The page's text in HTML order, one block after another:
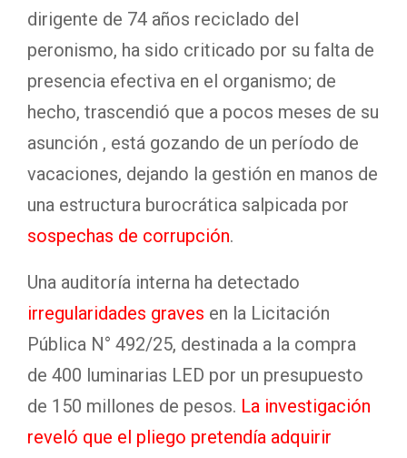
dirigente de 74 años reciclado del
peronismo, ha sido criticado por su falta de
presencia efectiva en el organismo; de
hecho, trascendió que a pocos meses de su
asunción , está gozando de un período de
vacaciones, dejando la gestión en manos de
una estructura burocrática salpicada por
sospechas de corrupción.
Una auditoría interna ha detectado
irregularidades graves en la Licitación
Pública N° 492/25, destinada a la compra
de 400 luminarias LED por un presupuesto
de 150 millones de pesos. La investigación
reveló que el pliego pretendía adquirir